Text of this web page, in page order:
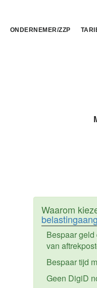
ONDERNEMER/ZZP
Waarom
Bespaar
van
Bespaar tijd
Geen DigiD